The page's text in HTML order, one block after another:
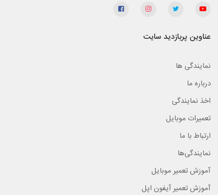
عناوین پربازدید سایت
نمایندگی ها
درباره ما
اخذ نمایندگی
تعمیرات موبایل
ارتباط با ما
نمایندگی‌ها
آموزش تعمیر موبایل
آموزش تعمیر آیفون اپل